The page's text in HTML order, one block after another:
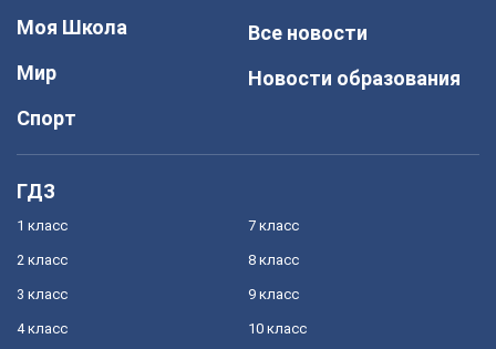
Моя Школа
Мир
Спорт
Все новости
Новости образования
ГДЗ
1 класс
2 класс
3 класс
4 класс
7 класс
8 класс
9 класс
10 класс